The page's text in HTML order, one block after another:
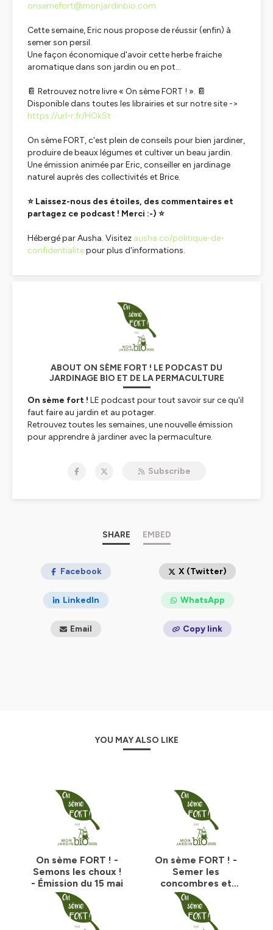
onsemefort@monjardinbio.com
Cette semaine, Eric nous propose de réussir (enfin) à
semer son persil.
Une façon économique d'avoir cette herbe fraiche
aromatique dans son jardin ou en pot...
📔 Retrouvez notre livre « On sème FORT ! ». 📔
Disponible dans toutes les librairies et sur notre site ->
https://url-r.fr/HOkSt
On sème FORT, c'est plein de conseils pour bien jardiner,
produire de beaux légumes et cultiver un beau jardin.
Une émission animée par Eric, conseiller en jardinage
naturel auprès des collectivités et Brice.
⭐ Laissez-nous des étoiles, des commentaires et
partagez ce podcast ! Merci :-) ⭐
Hébergé par Ausha. Visitez ausha.co/politique-de-
confidentialitepour plus d'informations.
ABOUT ON SÈME FORT ! LE PODCAST DU
JARDINAGE BIO ET DE LA PERMACULTURE
On sème fort ! LE podcast pour tout savoir sur ce qu'il
faut faire au jardin et au potager.
Retrouvez toutes les semaines, une nouvelle émission
pour apprendre à jardiner avec la permaculture.
Subscribe
SHARE EMBED
Facebook X (Twitter)
LinkedIn WhatsApp
Email Copy link
YOU MAY ALSO LIKE
On sème FORT ! -
Semons les choux !
- Émission du 15 mai
On sème FORT ! -
Semer les
concombres et
melon en pleine
terre ? - Émission
du 8 mai